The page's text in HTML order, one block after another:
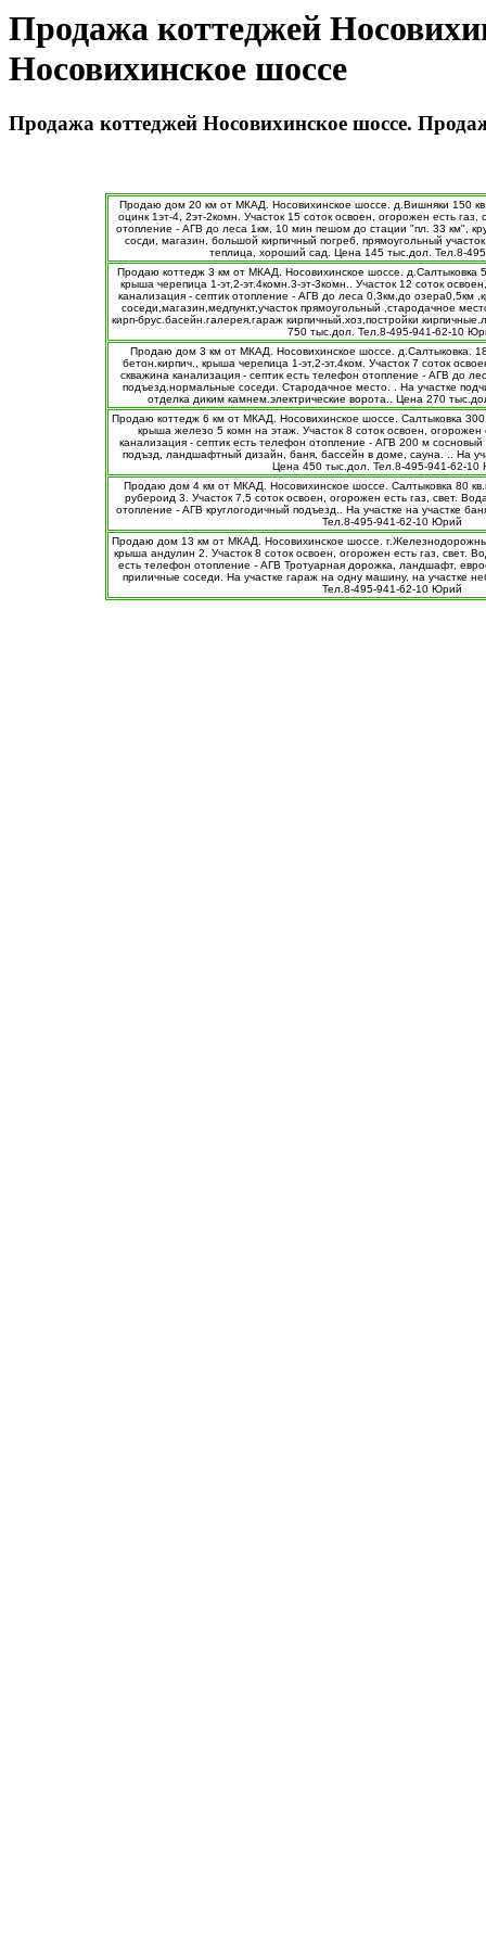
Продажа коттеджей
Носовихинское шоссе
Продажа коттеджей Носовихинское шоссе.
Продаю дом 20 км от МКАД. Носовихинское шоссе. д.Вишняки 150
оцинк 1эт-4, 2эт-2комн. Участок 15 соток освоен, огорожен есть газ,
отопление - АГВ до леса 1км, 10 мин пешом до стации "пл. 33 км",
сосди, магазин, большой кирпичный погреб, прямоугольный
теплица, хороший сад. Цена 145 тыс.дол. Тел.8-
Продаю коттедж 3 км от МКАД. Носовихинское шоссе. д.Салтыковка
крыша черепица 1-эт,2-эт.4комн.3-эт-3комн.. Участок 12 соток
канализация - септик отопление - АГВ до леса 0,3км,до озера0,5км
соседи,магазин,медпункт,участок прямоугольный ,стародачное
кирп-брус.басейн.галерея.гараж кирпичный.хоз,постройки
750 тыс.дол. Тел.8-495-941-62-10
Продаю дом 3 км от МКАД. Носовихинское шоссе. д.Салтыковка.
бетон.кирпич., крыша черепица 1-эт,2-эт.4ком. Участок 7 соток
скважина канализация - септик есть телефон отопление - АГВ до
подъезд.нормальные соседи. Стародачное место. . На участке
отделка диким камнем.электрические ворота.. Цена 270
Продаю коттедж 6 км от МКАД. Носовихинское шоссе. Салтыковка
крыша железо 5 комн на этаж. Участок 8 соток освоен, огорожен
канализация - септик есть телефон отопление - АГВ 200 м сосновый
подъзд, ландшафтный дизайн, баня, бассейн в доме, сауна. .. На
Цена 450 тыс.дол. Тел.8-495-941-62-10
Продаю дом 4 км от МКАД. Носовихинское шоссе. Салтыковка 80
рубероид 3. Участок 7,5 соток освоен, огорожен есть газ, свет.
отопление - АГВ круглогодичный подъезд.. На участке на участке
Тел.8-495-941-62-10 Юрий
Продаю дом 13 км от МКАД. Носовихинское шоссе.
крыша андулин 2. Участок 8 соток освоен, огорожен есть газ, свет.
есть телефон отопление - АГВ Тротуарная дорожка, ландшафт,
приличные соседи. На участке гараж на одну машину, на участке
Тел.8-495-941-62-10 Юрий